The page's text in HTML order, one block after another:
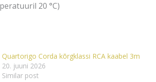
20 °C)
Quartorigo Corda kõrgklassi RCA kaabel 3m
20. juuni 2026
Similar post